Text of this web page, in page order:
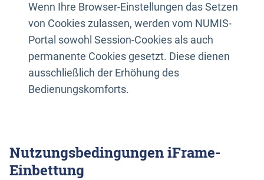
Wenn Ihre Browser-Einstellungen das Setzen
von Cookies zulassen, werden vom NUMIS-
Portal sowohl Session-Cookies als auch
permanente Cookies gesetzt. Diese dienen
ausschließlich der Erhöhung des
Bedienungskomforts.
Nutzungsbedingungen iFrame-
Einbettung